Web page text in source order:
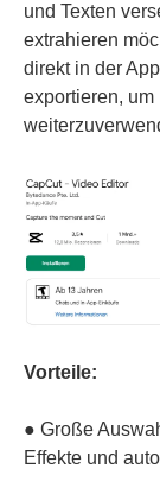
und Texten
extrahieren
direkt in der
exportieren,
Vorteile:
● Große
Effekte und